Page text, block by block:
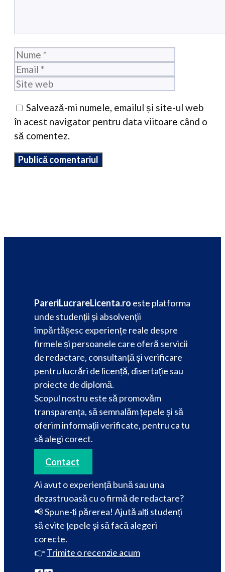
Nume
Salvează-mi numele, emailul și site-ul web
în acest navigator pentru data viitoare când o
să comentez.
PareriLucrareLicenta.ro este platforma
unde studenții și absolvenții
împărtășesc experiențe reale despre
firmele și persoanele care oferă servicii
de redactare, consultanță și verificare
pentru lucrări de licență, disertație sau
proiecte de diplomă.
Scopul nostru este să promovăm
transparența, să semnalăm țepele și să
oferim informații verificate, pentru ca tu
să alegi corect.
Contact
Ai avut o experiență bună sau una
dezastruoasă cu o firmă de redactare?
📢 Spune-ți părerea! Ajută alți studenți
să evite țepele și să facă alegeri
corecte.
👉Trimite o recenzie acum